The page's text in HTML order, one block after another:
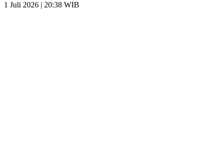
1 Juli 2026 | 20:38 WIB